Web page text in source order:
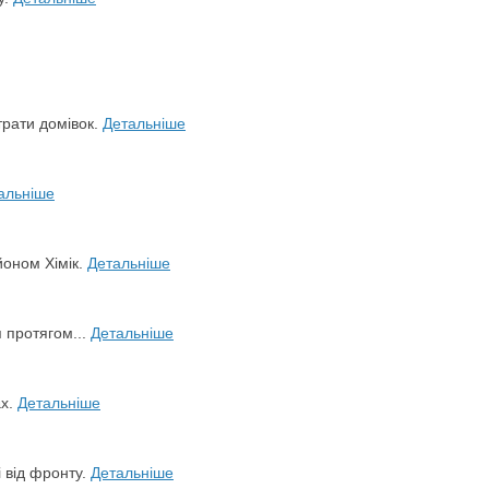
домівок. Детальніше
Хімік. Детальніше
протягом... Детальніше
Детальніше
фронту. Детальніше